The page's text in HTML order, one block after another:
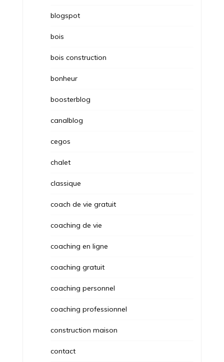
blogspot
bois
bois construction
bonheur
boosterblog
canalblog
cegos
chalet
classique
coach de vie gratuit
coaching de vie
coaching en ligne
coaching gratuit
coaching personnel
coaching professionnel
construction maison
contact